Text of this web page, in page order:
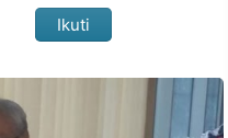
Ikuti